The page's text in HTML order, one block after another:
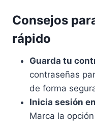
Consejos
rápido
Guarda tu
contraseñas
de forma
Inicia sesión
Marca la